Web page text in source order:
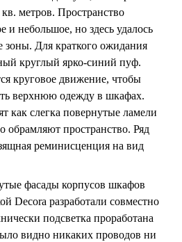
метров. Пространство
и небольшое, но здесь удалось
зоны. Для краткого ожидания
круглый ярко-синий пуф.
круговое движение, чтобы
верхнюю одежду в шкафах.
как слегка повернутые ламели
обрамляют пространство. Ряд
реминисценция на вид
фасады корпусов шкафов
Decora разработали совместно
подсветка проработана
видно никаких проводов ни